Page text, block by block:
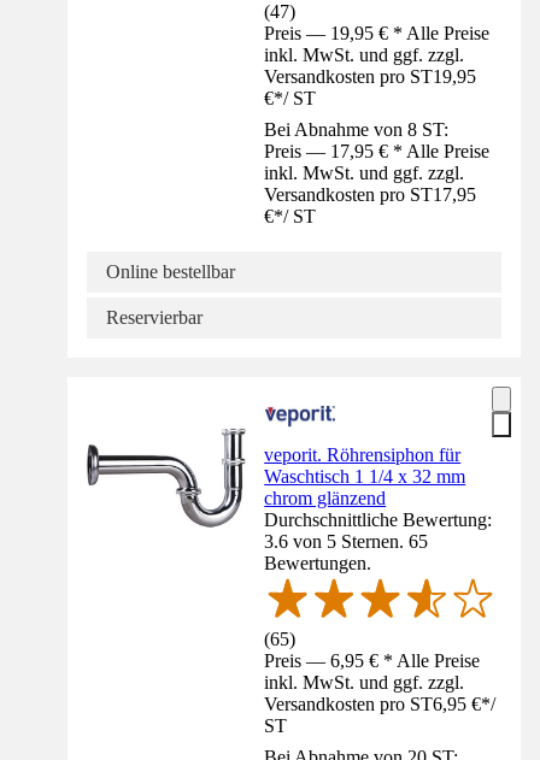
(47)
Preis — 19,95 € * Alle Preise
inkl. MwSt. und ggf. zzgl.
Versandkosten pro ST19,95
€*/ ST
Bei Abnahme von 8 ST:
Preis — 17,95 € * Alle Preise
inkl. MwSt. und ggf. zzgl.
Versandkosten pro ST17,95
€*/ ST
Online bestellbar
Reservierbar
veporit. Röhrensiphon für
Waschtisch 1 1/4 x 32 mm
chrom glänzend
Durchschnittliche Bewertung:
3.6 von 5 Sternen. 65
Bewertungen.
(65)
Preis — 6,95 € * Alle Preise
inkl. MwSt. und ggf. zzgl.
Versandkosten pro ST6,95 €*/
ST